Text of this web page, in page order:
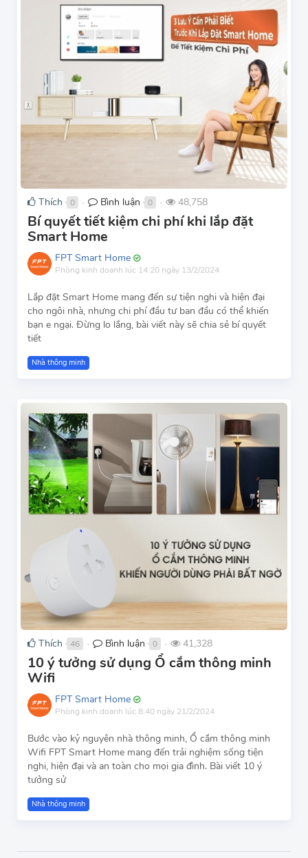
Thích 0 ● Bình luận 0 ● 48,758
Bí quyết tiết kiệm chi phí khi lắp đặt
Smart Home
FPT Smart Home
Phòng kinh doanh lúc 14:20 ngày 13/2/2024
Lắp đặt Smart Home mang đến sự tiện nghi và hiện đại
cho ngôi nhà, nhưng chi phí đầu tư ban đầu có thể khiến
bạn e ngại. Đừng lo lắng, bài viết này sẽ chia sẻ bí quyết
tiết
Nhà thông minh
Thích 46 ● Bình luận 0 ● 41,328
10 ý tưởng sử dụng Ổ cắm thông minh
Wifi
FPT Smart Home
Phòng kinh doanh lúc 8:40 ngày 21/2/2024
Bước vào kỷ nguyên nhà thông minh, Ổ cắm thông minh
Wifi FPT Smart Home mang đến trải nghiệm sống tiện
nghi, hiện đại và an toàn cho mọi gia đình. Bài viết 10 ý
tưởng sử
Nhà thông minh